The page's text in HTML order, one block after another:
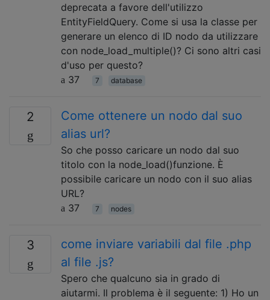
deprecata a favore dell'utilizzo
EntityFieldQuery. Come si usa la classe per
generare un elenco di ID nodo da utilizzare
con node_load_multiple()? Ci sono altri casi
d'uso per questo?
37
7 database
2
Come ottenere un nodo dal suo
alias url?
So che posso caricare un nodo dal suo
titolo con la node_load()funzione. È
possibile caricare un nodo con il suo alias
URL?
37
7 nodes
3
come inviare variabili dal file .php
al file .js?
Spero che qualcuno sia in grado di
aiutarmi. Il problema è il seguente: 1) Ho un